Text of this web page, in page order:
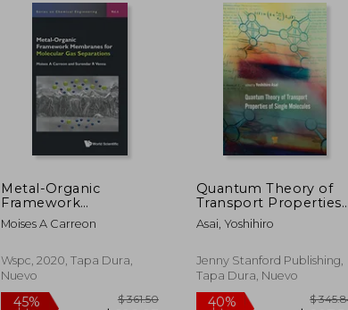
45%
dcto.
$ 329.50 40%
dcto.
Metal-Organic
Framework
Membranes for
Molecular gas
on Chemical
Engineering) (en
Moises A Carreon
Wspc, 2020, Tapa Dura,
Nuevo
Quantum Theory of
Transport Properties
of Single Molecules
(en Inglés)
Asai, Yoshihiro
Jenny Stanford Publishing,
Tapa Dura, Nuevo